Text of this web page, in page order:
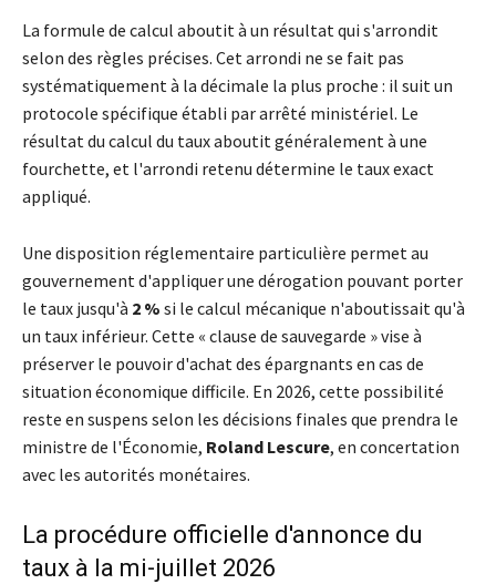
La formule de calcul aboutit à un résultat qui s'arrondit
selon des règles précises. Cet arrondi ne se fait pas
systématiquement à la décimale la plus proche : il suit un
protocole spécifique établi par arrêté ministériel. Le
résultat du calcul du taux aboutit généralement à une
fourchette, et l'arrondi retenu détermine le taux exact
appliqué.
Une disposition réglementaire particulière permet au
gouvernement d'appliquer une dérogation pouvant porter
le taux jusqu'à 2 % si le calcul mécanique n'aboutissait qu'à
un taux inférieur. Cette « clause de sauvegarde » vise à
préserver le pouvoir d'achat des épargnants en cas de
situation économique difficile. En 2026, cette possibilité
reste en suspens selon les décisions finales que prendra le
ministre de l'Économie, Roland Lescure, en concertation
avec les autorités monétaires.
La procédure officielle d'annonce du
taux à la mi-juillet 2026